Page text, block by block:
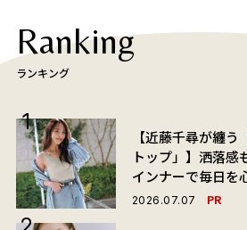
Ranking
ランキング
【近藤千尋が纏
トップ」】洒落感
インナーで毎日を
2026.07.07 PR